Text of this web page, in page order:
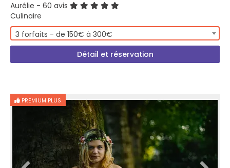
Aurélie - 60 avis
Culinaire
3 forfaits - de 150€ à 300€
Détail et réservation
PREMIUM PLUS